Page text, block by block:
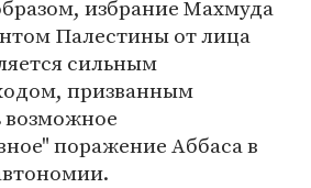
избрание Махмуда
Палестины от лица
сильным
призванным
возможное
поражение Аббаса в